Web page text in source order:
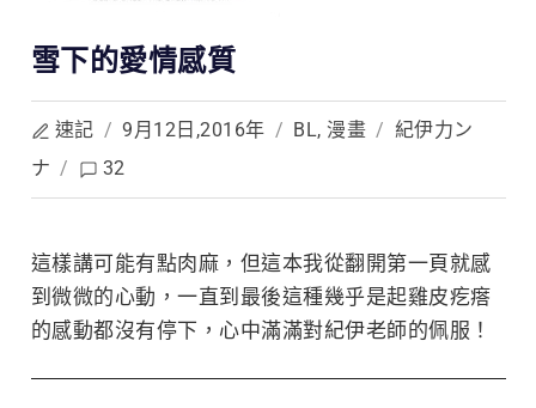
雪下的愛情感質
速記 / 9月12日,2016年 / BL, 漫畫 / 紀伊力ン
ナ / 32
這樣講可能有點肉麻，但這本我從翻開第一頁就感
到微微的心動，一直到最後這種幾乎是起雞皮疙瘩
的感動都沒有停下，心中滿滿對紀伊老師的佩服！